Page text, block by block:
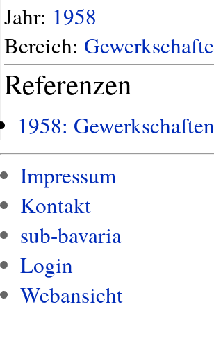
Jahr: 1958
Bereich:
Referenzen
1958:
Impressum
Kontakt
sub-bavaria
Login
Webansicht